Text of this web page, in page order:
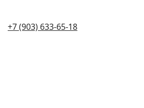
+7 (903) 633-65-18